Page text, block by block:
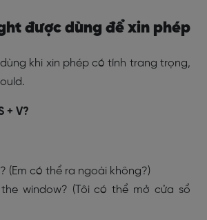
được dùng để xin phép
khi xin phép có tính trang trọng,
+ V?
(Em có thể ra ngoài không?)
window? (Tôi có thể mở cửa sổ